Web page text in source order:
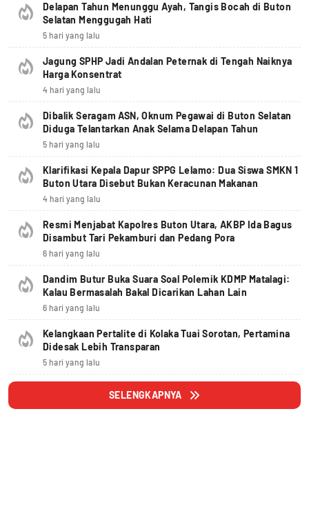
Delapan Tahun Menunggu Ayah, Tangis Bocah di Buton
Selatan Menggugah Hati
5 hari yang lalu
Jagung SPHP Jadi Andalan Peternak di Tengah Naiknya
Harga Konsentrat
4 hari yang lalu
Dibalik Seragam ASN, Oknum Pegawai di Buton Selatan
Diduga Telantarkan Anak Selama Delapan Tahun
5 hari yang lalu
Klarifikasi Kepala Dapur SPPG Lelamo: Dua Siswa SMKN 1
Buton Utara Disebut Bukan Keracunan Makanan
4 hari yang lalu
Resmi Menjabat Kapolres Buton Utara, AKBP Ida Bagus
Disambut Tari Pekamburi dan Pedang Pora
6 hari yang lalu
Dandim Butur Buka Suara Soal Polemik KDMP Matalagi:
Kalau Bermasalah Bakal Dicarikan Lahan Lain
6 hari yang lalu
Kelangkaan Pertalite di Kolaka Tuai Sorotan, Pertamina
Didesak Lebih Transparan
5 hari yang lalu
SELENGKAPNYA